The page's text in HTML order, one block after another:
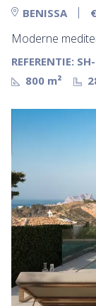
BENISSA
Moderne
REFERENTIE:
800 m²